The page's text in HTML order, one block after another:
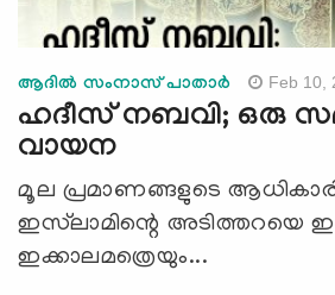
ആദില്‍ സംനാസ് പാതാര്‍ Feb 10,
ഹദീസ് നബവി; ഒരു
വായന
മൂല പ്രമാണങ്ങളുടെ
ഇസ്‍ലാമിന്റെ അടിത്തറയെ
ഇക്കാലമത്രെയും...